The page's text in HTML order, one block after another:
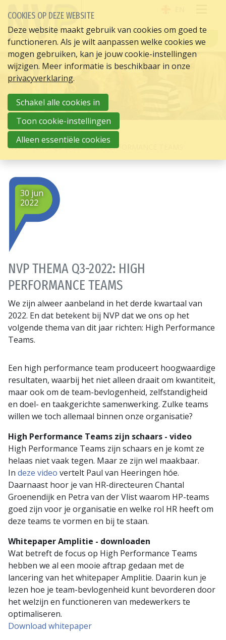
INLOGGEN
HOME
HR ACTUEEL
NVP THEMA Q3-2022: HIGH PERFORMANCE TEAMS
NVP THEMA Q3-2022: HIGH
PERFORMANCE TEAMS
30 jun
2022
We zijn alweer aanbeland in het derde kwartaal van
2022. En dat betekent bij NVP dat we ons op het
volgende thema van dit jaar richten: High Performance
Teams.
Een high performance team produceert hoogwaardige
resultaten, waarbij het niet alleen draait om kwantiteit,
maar ook om de team-bevlogenheid, zelfstandigheid
en doel- en taakgerichte samenwerking. Zulke teams
willen we toch allemaal binnen onze organisatie?
High Performance Teams zijn schaars - video
High Performance Teams zijn schaars en je komt ze
helaas niet vaak tegen. Maar ze zijn wel maakbaar.
In deze video vertelt Paul van Heeringen hóe.
Daarnaast hoor je van HR-directeuren Chantal
Groenendijk en Petra van der Vlist waarom HP-teams
goed zijn voor je organisatie en welke rol HR heeft om
deze teams te vormen en bij te staan.
Whitepaper Amplitie - downloaden
Wat betreft de focus op High Performance Teams
hebben we al een mooie aftrap gedaan met de
lancering van het whitepaper Amplitie. Daarin kun je
lezen hoe je team-bevlogenheid kunt bevorderen door
het welzijn en functioneren van medewerkers te
optimaliseren.
Download whitepaper
COOKIES OP DEZE WEBSITE
Deze website maakt gebruik van cookies om goed te
functioneren. Als je wilt aanpassen welke cookies we
mogen gebruiken, kan je jouw cookie-instellingen
wijzigen. Meer informatie is beschikbaar in onze
privacyverklaring.
Schakel alle cookies in
Toon cookie-instellingen
Alleen essentiële cookies